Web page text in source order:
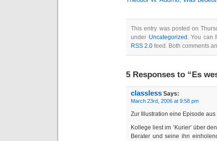
This entry was posted on
under Uncategorized . You can
RSS 2.0 feed. Both comments
5 Responses to “Es
classless Says:
March 23rd, 2006 at 9:58 pm
Zur Illustration eine Episode
Kollege liest im ‘Kurier’ über
Berater und seine ihn